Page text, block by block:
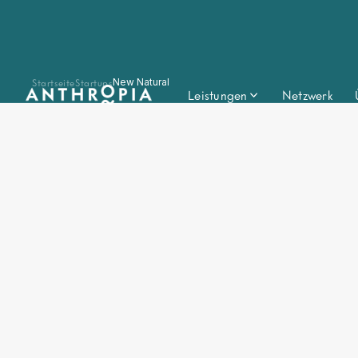
Leistungen Netzwerk
StartseiteStartupsNew Natural